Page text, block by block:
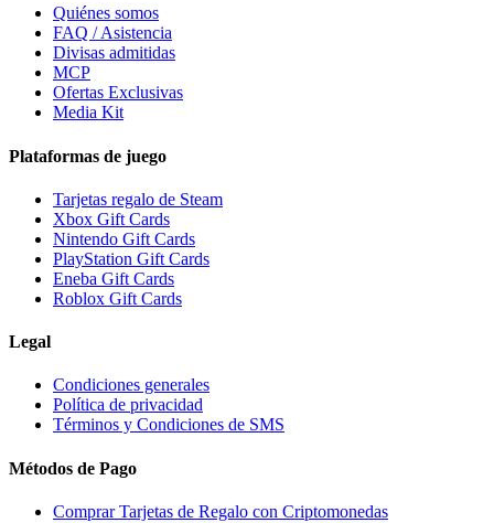
Quiénes somos
FAQ / Asistencia
Divisas admitidas
MCP
Ofertas Exclusivas
Media Kit
Plataformas de juego
Tarjetas regalo de Steam
Xbox Gift Cards
Nintendo Gift Cards
PlayStation Gift Cards
Eneba Gift Cards
Roblox Gift Cards
Legal
Condiciones generales
Política de privacidad
Términos y Condiciones de SMS
Métodos de Pago
Comprar Tarjetas de Regalo con Criptomonedas